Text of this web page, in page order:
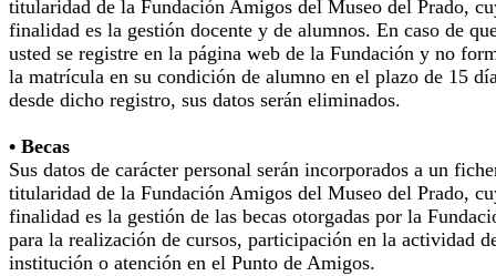
titularidad de la Fundación Amigos del Museo del Prado,
finalidad es la gestión docente y de alumnos. En caso de
usted se registre en la página web de la Fundación y no
la matrícula en su condición de alumno en el plazo de 15
desde dicho registro, sus datos serán eliminados.
• Becas
Sus datos de carácter personal serán incorporados a un
titularidad de la Fundación Amigos del Museo del Prado,
finalidad es la gestión de las becas otorgadas por la
para la realización de cursos, participación en la actividad
institución o atención en el Punto de Amigos.